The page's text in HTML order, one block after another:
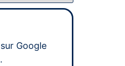
sur Google
.